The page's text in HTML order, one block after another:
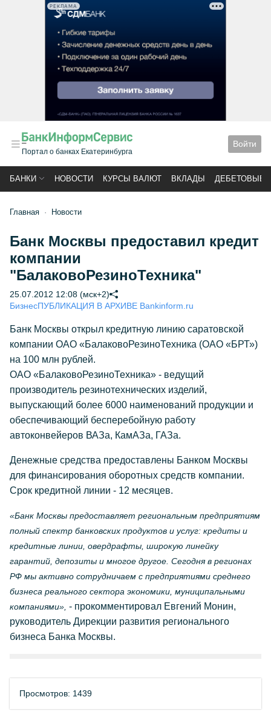
РЕКЛАМА
Портал о банках Екатеринбурга
Войти
БАНКИ НОВОСТИ КУРСЫ ВАЛЮТ ВКЛАДЫ ДЕБЕТОВЫЕ
Главная Новости
Банк Москвы предоставил кредит
компании
"БалаковоРезиноТехника"
25.07.2012 12:08 (мск+2)
БизнесПУБЛИКАЦИЯ В АРХИВЕ Bankinform.ru
Банк Москвы открыл кредитную линию саратовской
компании ОАО «БалаковоРезиноТехника (ОАО «БРТ»)
на 100 млн рублей.
ОАО «БалаковоРезиноТехника» - ведущий
производитель резинотехнических изделий,
выпускающий более 6000 наименований продукции и
обеспечивающий бесперебойную работу
автоконвейеров ВАЗа, КамАЗа, ГАЗа.
Денежные средства предоставлены Банком Москвы
для финансирования оборотных средств компании.
Срок кредитной линии - 12 месяцев.
«Банк Москвы предоставляет региональным предприятиям
полный спектр банковских продуктов и услуг: кредиты и
кредитные линии, овердрафты, широкую линейку
гарантий, депозиты и многое другое. Сегодня в регионах
РФ мы активно сотрудничаем с предприятиями среднего
бизнеса реального сектора экономики, муниципальными
компаниями», - прокомментировал Евгений Монин,
руководитель Дирекции развития регионального
бизнеса Банка Москвы.
Просмотров: 1439